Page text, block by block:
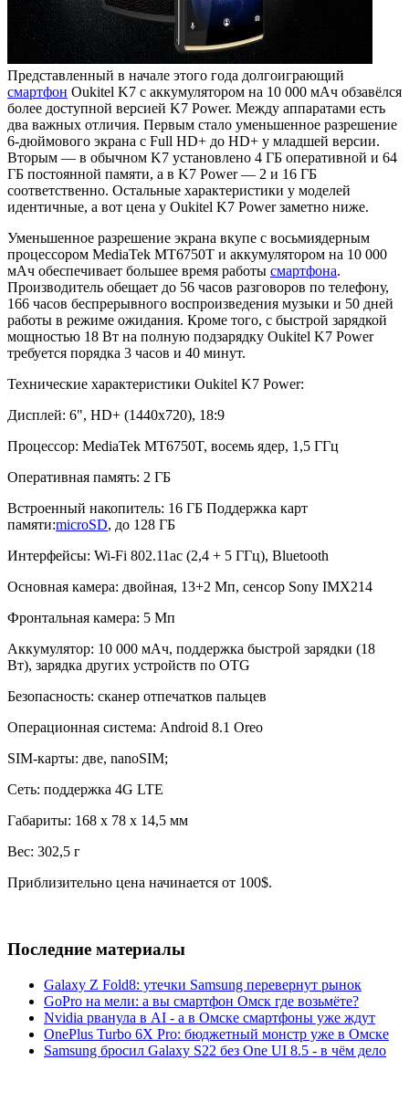
Представленный в начале этого года долгоиграющий
смартфон Oukitel K7 с аккумулятором на 10 000 мАч обзавёлся
более доступной версией K7 Power. Между аппаратами есть
два важных отличия. Первым стало уменьшенное разрешение
6-дюймового экрана с Full HD+ до HD+ у младшей версии.
Вторым — в обычном K7 установлено 4 ГБ оперативной и 64
ГБ постоянной памяти, а в K7 Power — 2 и 16 ГБ
соответственно. Остальные характеристики у моделей
идентичные, а вот цена у Oukitel K7 Power заметно ниже.
Уменьшенное разрешение экрана вкупе с восьмиядерным
процессором MediaTek MT6750T и аккумулятором на 10 000
мАч обеспечивает большее время работы смартфона.
Производитель обещает до 56 часов разговоров по телефону,
166 часов беспрерывного воспроизведения музыки и 50 дней
работы в режиме ожидания. Кроме того, с быстрой зарядкой
мощностью 18 Вт на полную подзарядку Oukitel K7 Power
требуется порядка 3 часов и 40 минут.
Технические характеристики Oukitel K7 Power:
Дисплей: 6", HD+ (1440х720), 18:9
Процессор: MediaTek MT6750T, восемь ядер, 1,5 ГГц
Оперативная память: 2 ГБ
Встроенный накопитель: 16 ГБ Поддержка карт
памяти:microSD, до 128 ГБ
Интерфейсы: Wi-Fi 802.11ac (2,4 + 5 ГГц), Bluetooth
Основная камера: двойная, 13+2 Мп, сенсор Sony IMX214
Фронтальная камера: 5 Мп
Аккумулятор: 10 000 мАч, поддержка быстрой зарядки (18
Вт), зарядка других устройств по OTG
Безопасность: сканер отпечатков пальцев
Операционная система: Android 8.1 Oreo
SIM-карты: две, nanoSIM;
Сеть: поддержка 4G LTE
Габариты: 168 х 78 х 14,5 мм
Вес: 302,5 г
Приблизительно цена начинается от 100$.
Последние материалы
Galaxy Z Fold8: утечки Samsung перевернут рынок
GoPro на мели: а вы смартфон Омск где возьмёте?
Nvidia рванула в AI - а в Омске смартфоны уже ждут
OnePlus Turbo 6X Pro: бюджетный монстр уже в Омске
Samsung бросил Galaxy S22 без One UI 8.5 - в чём дело